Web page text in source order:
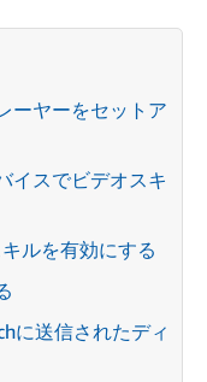
ーヤーをセットア
イスでビデオスキ
ルを有効にする
に送信されたディ